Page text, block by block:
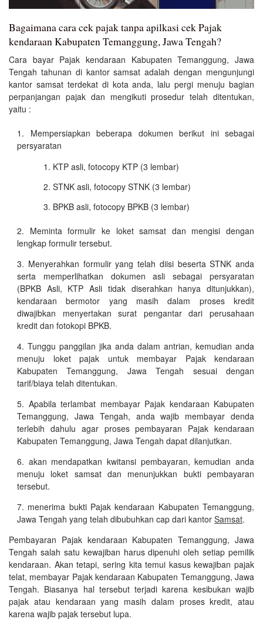
Bagaimana cara cek pajak tanpa apilkasi cek Pajak
kendaraan Kabupaten Temanggung, Jawa Tengah?
Cara bayar Pajak kendaraan Kabupaten Temanggung, Jawa
Tengah tahunan di kantor samsat adalah dengan mengunjungi
kantor samsat terdekat di kota anda, lalu pergi menuju bagian
perpanjangan pajak dan mengikuti prosedur telah ditentukan,
yaitu :
Mempersiapkan beberapa dokumen berikut ini sebagai
persyaratan
KTP asli, fotocopy KTP (3 lembar)
STNK asli, fotocopy STNK (3 lembar)
BPKB asli, fotocopy BPKB (3 lembar)
Meminta formulir ke loket samsat dan mengisi dengan
lengkap formulir tersebut.
Menyerahkan formulir yang telah diisi beserta STNK anda
serta memperlihatkan dokumen asli sebagai persyaratan
(BPKB Asli, KTP Asli tidak diserahkan hanya ditunjukkan),
kendaraan bermotor yang masih dalam proses kredit
diwajibkan menyertakan surat pengantar dari perusahaan
kredit dan fotokopi BPKB.
Tunggu panggilan jika anda dalam antrian, kemudian anda
menuju loket pajak untuk membayar Pajak kendaraan
Kabupaten Temanggung, Jawa Tengah sesuai dengan
tarif/biaya telah ditentukan.
Apabila terlambat membayar Pajak kendaraan Kabupaten
Temanggung, Jawa Tengah, anda wajib membayar denda
terlebih dahulu agar proses pembayaran Pajak kendaraan
Kabupaten Temanggung, Jawa Tengah dapat dilanjutkan.
akan mendapatkan kwitansi pembayaran, kemudian anda
menuju loket samsat dan menunjukkan bukti pembayaran
tersebut.
menerima bukti Pajak kendaraan Kabupaten Temanggung,
Jawa Tengah yang telah dibubuhkan cap dari kantor Samsat.
Pembayaran Pajak kendaraan Kabupaten Temanggung, Jawa
Tengah salah satu kewajiban harus dipenuhi oleh setiap pemilik
kendaraan. Akan tetapi, sering kita temui kasus kewajiban pajak
telat, membayar Pajak kendaraan Kabupaten Temanggung, Jawa
Tengah. Biasanya hal tersebut terjadi karena kesibukan wajib
pajak atau kendaraan yang masih dalam proses kredit, atau
karena wajib pajak tersebut lupa.